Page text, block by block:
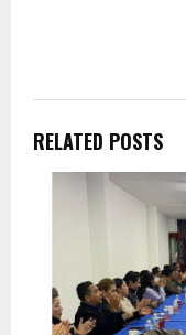
RELATED POSTS